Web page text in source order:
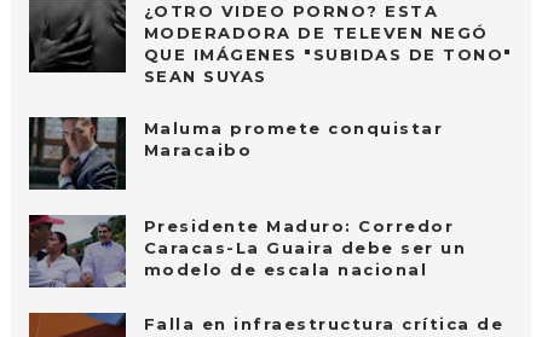
¿OTRO VIDEO PORNO? ESTA
MODERADORA DE TELEVEN NEGÓ
QUE IMÁGENES "SUBIDAS DE TONO"
SEAN SUYAS
Maluma promete conquistar
Maracaibo
Presidente Maduro: Corredor
Caracas-La Guaira debe ser un
modelo de escala nacional
Falla en infraestructura crítica de